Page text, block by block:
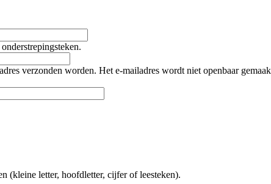
verzonden worden. Het e-mailadres wordt niet openbaar
(kleine letter, hoofdletter, cijfer of leesteken).